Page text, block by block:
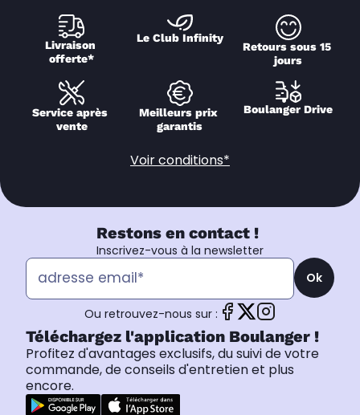
Livraison
offerte*
Le Club Infinity
Retours sous 15
jours
Service après
vente
Meilleurs prix
garantis
Boulanger Drive
Voir conditions*
Restons en contact !
Inscrivez-vous à la newsletter
Ok
Ou retrouvez-nous sur :
Téléchargez l'application Boulanger !
Profitez d'avantages exclusifs, du suivi de votre
commande, de conseils d'entretien et plus
encore.